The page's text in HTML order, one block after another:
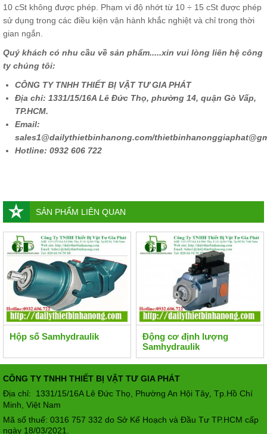
10 cSt không được phép. Phạm vi độ nhớt từ 10 ÷ 15 cSt được phép
sử dụng trong các điều kiện vận hành khắc nghiệt và chỉ trong thời
gian ngắn.
Quý khách có nhu cầu về sản phẩm.....xin vui lòng liên hệ công
ty chúng tôi:
CÔNG TY TNHH THIẾT BỊ VẬT TƯ GIA PHÁT
Địa chỉ: 1331/15/16A Lê Đức Thọ, phường 14, quận Gò Vấp,
TP.HCM.
Email:
sales1@dailythietbinhanong.com/
Hotline: 0932 606 722
SẢN PHẨM LIÊN QUAN
Hộp số Samhydraulik
Động cơ định lượng
Samhydraulik
CÔNG TY TNHH THIẾT BỊ VẬT TƯ GIA PHÁT
Địa chỉ: 1331/15/16A Lê Đức Thọ, Phường An Hội Tây, Tp.Hồ Chí
Minh, Việt Nam
Mã số thuế: 0316 757 332 do Sở Kế Hoạch và Đầu Tư TP.HCM cấp
ngày 18/03/2021.